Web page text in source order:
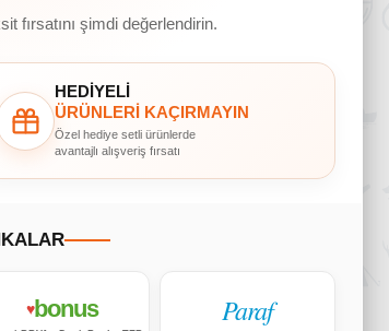
fırsatını şimdi değerlendirin.
HEDİYELİ
ÜRÜNLERİ KAÇIRMAYIN
Özel hediye setli ürünlerde
avantajlı alışveriş fırsatı
♥bonus Paraf